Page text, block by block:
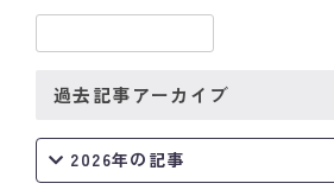
記念誌
リンク集
過去記事アーカイブ
2026年の記事